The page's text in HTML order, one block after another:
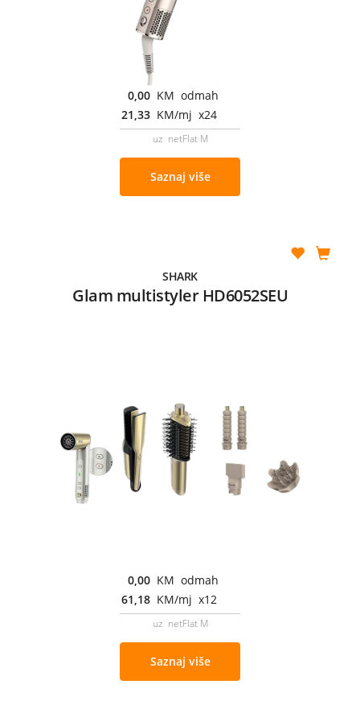
0,00 KM odmah
21,33 KM/mj x24
uz netFlat M
Saznaj više
SHARK
Glam multistyler HD6052SEU
0,00 KM odmah
61,18 KM/mj x12
uz netFlat M
Saznaj više